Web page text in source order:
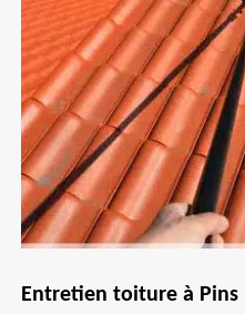
Entretien toiture à Pins